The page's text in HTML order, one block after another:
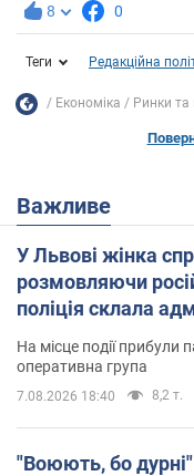
8 0
Теги Редакційна
Економіка Ринки та
Важливе
У Львові жінка
розмовляючи
поліція склала
На місце події прибули
оперативна група
7.08.2026 18:40 8,2 т.
"Воюють, бо